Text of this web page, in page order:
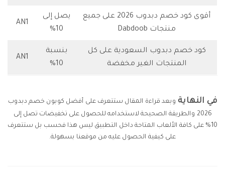
أقوى كود خصم دبدوب 2026 على جميع
منتجات Dabdoob
يصل إلى
10%
AN1
كود خصم دبدوب السعودية على كل
المنتجات الغير مخفضة
بنسبة
10%
AN1
في النهاية وبعد قراءة المقال ستتعرف على أفضل كوبون خصم دبدوب
2026 والطريقة الصحيحة لاستخدامه للحصول على تخفيضات تصل إلى
10% على كافة الألعاب المتاحة داخل التطبيق ليس هذا فحسب بل ستتعرف
على كيفية الحصول عليه من موقعنا بسهولة.